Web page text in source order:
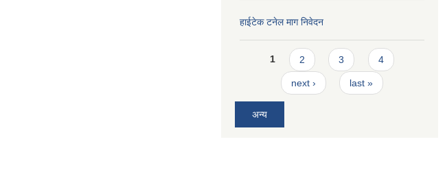
हाईटेक टनेल माग निवेदन
Pages
1 2 3 4
next › last »
अन्य